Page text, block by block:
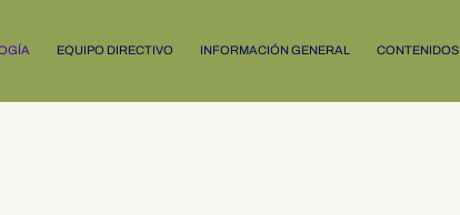
EQUIPO DIRECTIVO INFORMACIÓN GENERAL CONTENIDOS